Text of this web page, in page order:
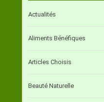
Actualités
Aliments Bénéfiques
Articles Choisis
Beauté Naturelle